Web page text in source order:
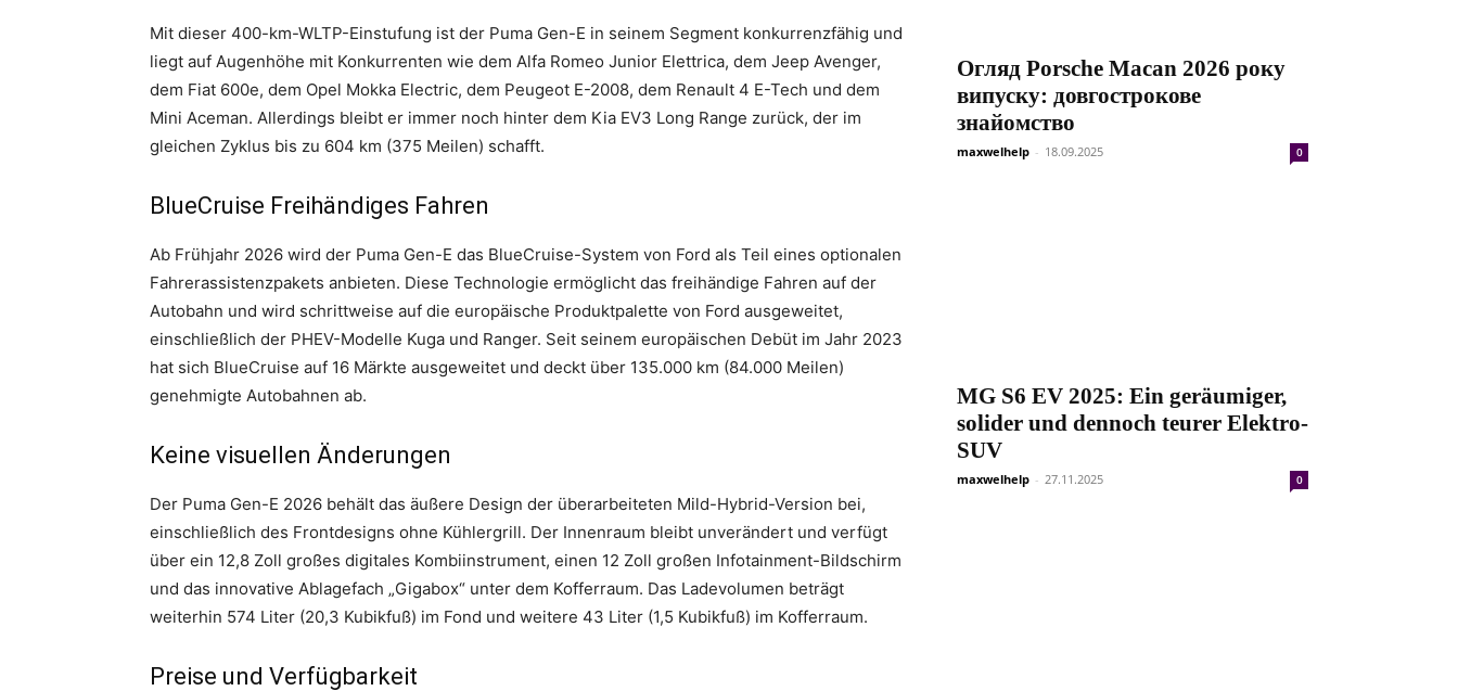
Mit dieser 400-km-WLTP-Einstufung ist der Puma Gen-E in seinem Segment konkurrenzfähig und
liegt auf Augenhöhe mit Konkurrenten wie dem Alfa Romeo Junior Elettrica, dem Jeep Avenger,
dem Fiat 600e, dem Opel Mokka Electric, dem Peugeot E-2008, dem Renault 4 E-Tech und dem
Mini Aceman. Allerdings bleibt er immer noch hinter dem Kia EV3 Long Range zurück, der im
gleichen Zyklus bis zu 604 km (375 Meilen) schafft.
BlueCruise Freihändiges Fahren
Ab Frühjahr 2026 wird der Puma Gen-E das BlueCruise-System von Ford als Teil eines optionalen
Fahrerassistenzpakets anbieten. Diese Technologie ermöglicht das freihändige Fahren auf der
Autobahn und wird schrittweise auf die europäische Produktpalette von Ford ausgeweitet,
einschließlich der PHEV-Modelle Kuga und Ranger. Seit seinem europäischen Debüt im Jahr 2023
hat sich BlueCruise auf 16 Märkte ausgeweitet und deckt über 135.000 km (84.000 Meilen)
genehmigte Autobahnen ab.
Keine visuellen Änderungen
Der Puma Gen-E 2026 behält das äußere Design der überarbeiteten Mild-Hybrid-Version bei,
einschließlich des Frontdesigns ohne Kühlergrill. Der Innenraum bleibt unverändert und verfügt
über ein 12,8 Zoll großes digitales Kombiinstrument, einen 12 Zoll großen Infotainment-Bildschirm
und das innovative Ablagefach „Gigabox“ unter dem Kofferraum. Das Ladevolumen beträgt
weiterhin 574 Liter (20,3 Kubikfuß) im Fond und weitere 43 Liter (1,5 Kubikfuß) im Kofferraum.
Preise und Verfügbarkeit
Огляд Porsche Macan 2026 року
випуску: довгострокове
знайомство
maxwelhelp - 18.09.2025 0
MG S6 EV 2025: Ein geräumiger,
solider und dennoch teurer Elektro-
SUV
maxwelhelp - 27.11.2025 0